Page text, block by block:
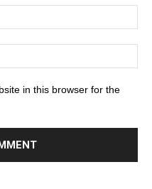
in this browser for the